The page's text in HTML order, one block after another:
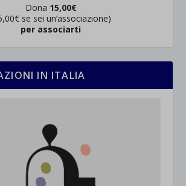
Dona 15,00€
se sei un’associazione)
per associarti
IN ITALIA